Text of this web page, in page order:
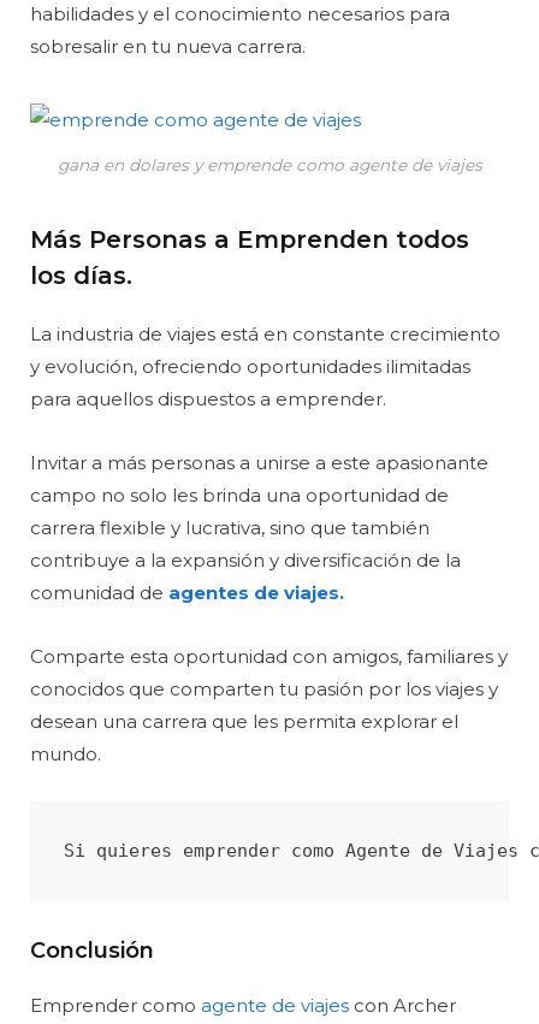
habilidades y el conocimiento necesarios para
sobresalir en tu nueva carrera.
gana en dolares y emprende como agente de viajes
Más Personas a Emprenden todos
los días.
La industria de viajes está en constante crecimiento
y evolución, ofreciendo oportunidades ilimitadas
para aquellos dispuestos a emprender.
Invitar a más personas a unirse a este apasionante
campo no solo les brinda una oportunidad de
carrera flexible y lucrativa, sino que también
contribuye a la expansión y diversificación de la
comunidad de agentes de viajes.
Comparte esta oportunidad con amigos, familiares y
conocidos que comparten tu pasión por los viajes y
desean una carrera que les permita explorar el
mundo.
Si quieres emprender como Agente de Viajes
Conclusión
Emprender como agente de viajes con Archer